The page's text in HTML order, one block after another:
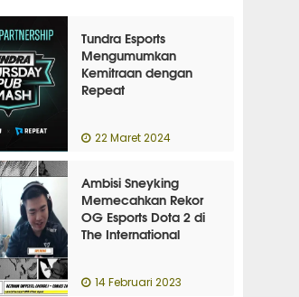
Tundra Esports
Mengumumkan
Kemitraan dengan
Repeat
22 Maret 2024
Ambisi Sneyking
Memecahkan Rekor
OG Esports Dota 2 di
The International
14 Februari 2023